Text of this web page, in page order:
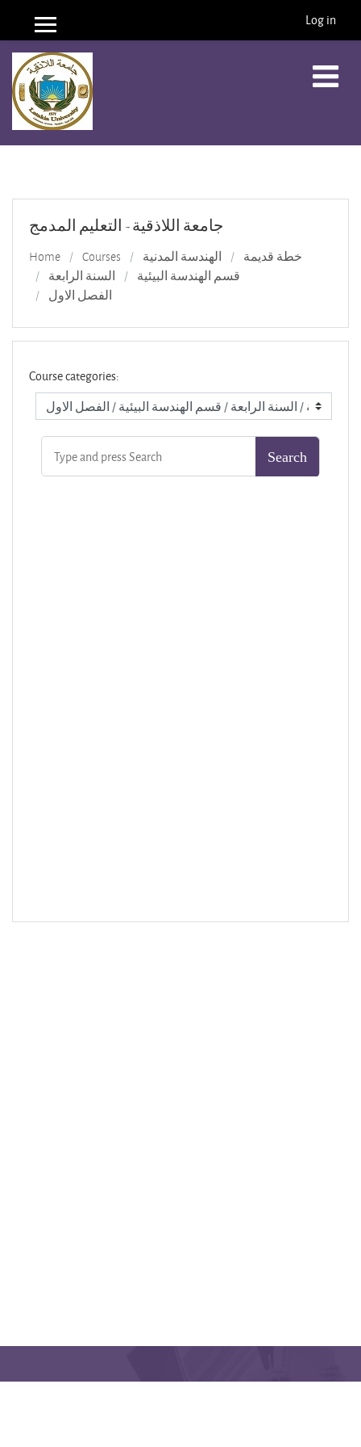
Skip to main content
Side panel Log in
جامعة اللاذقية - التعليم المدمج
Home Courses الهندسة المدنية
خطة قديمة
السنة الرابعة
قسم الهندسة البيئية
الفصل الاول
Course categories: